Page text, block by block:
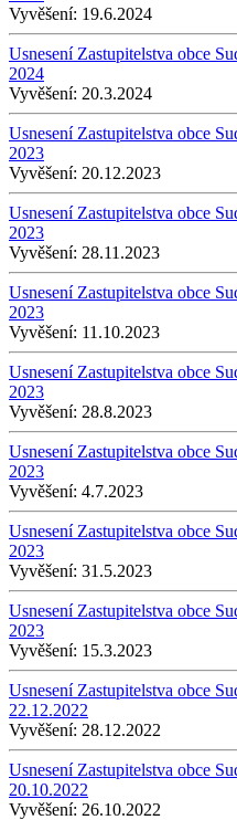
Vyvěšení: 19.6.2024
Usnesení Zastupitelstva obce
2024
Vyvěšení: 20.3.2024
Usnesení Zastupitelstva obce
2023
Vyvěšení: 20.12.2023
Usnesení Zastupitelstva obce
2023
Vyvěšení: 28.11.2023
Usnesení Zastupitelstva obce
2023
Vyvěšení: 11.10.2023
Usnesení Zastupitelstva obce
2023
Vyvěšení: 28.8.2023
Usnesení Zastupitelstva obce
2023
Vyvěšení: 4.7.2023
Usnesení Zastupitelstva obce
2023
Vyvěšení: 31.5.2023
Usnesení Zastupitelstva obce
2023
Vyvěšení: 15.3.2023
Usnesení Zastupitelstva obce
22.12.2022
Vyvěšení: 28.12.2022
Usnesení Zastupitelstva obce
20.10.2022
Vyvěšení: 26.10.2022